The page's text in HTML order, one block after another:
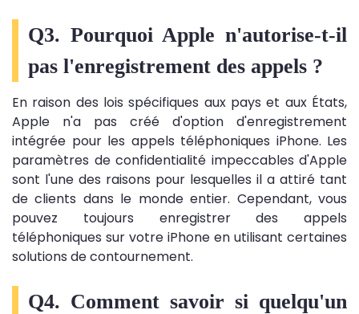
Q3. Pourquoi Apple n'autorise-t-il
pas l'enregistrement des appels ?
En raison des lois spécifiques aux pays et aux États,
Apple n'a pas créé d'option d'enregistrement
intégrée pour les appels téléphoniques iPhone. Les
paramètres de confidentialité impeccables d'Apple
sont l'une des raisons pour lesquelles il a attiré tant
de clients dans le monde entier. Cependant, vous
pouvez toujours enregistrer des appels
téléphoniques sur votre iPhone en utilisant certaines
solutions de contournement.
Q4. Comment savoir si quelqu'un